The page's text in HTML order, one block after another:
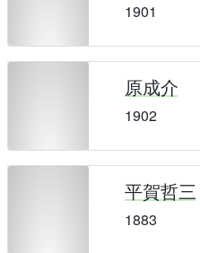
1901
原成介
1902
平賀哲三
1883